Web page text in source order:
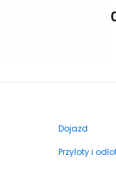
Dojazd
Przyloty i